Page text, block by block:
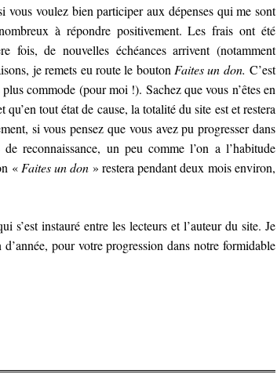
vous voulez bien participer aux dépenses qui me sont
à répondre positivement. Les frais ont été
fois, de nouvelles échéances arrivent (notamment
je remets eu route le bouton Faites un don. C’est
commode (pour moi !). Sachez que vous n’êtes en
tout état de cause, la totalité du site est et restera
si vous pensez que vous avez pu progresser dans
reconnaissance, un peu comme l’on a l’habitude
« Faites un don » restera pendant deux mois environ,
instauré entre les lecteurs et l’auteur du site. Je
pour votre progression dans notre formidable